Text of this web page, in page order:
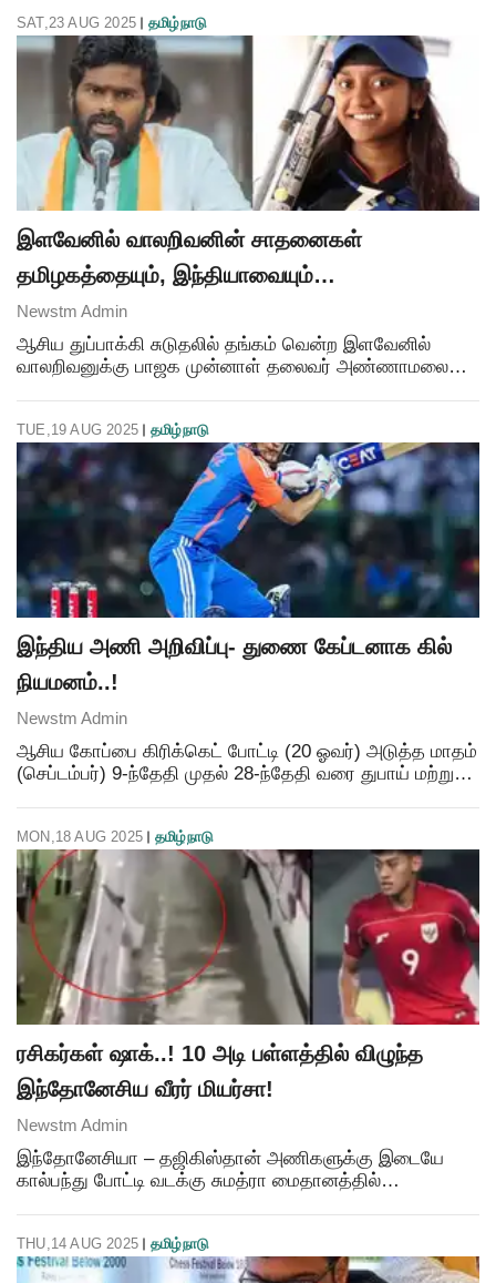
எடுத்த
SAT,23 AUG 2025 தமிழ்நாடு
இளவேனில் வாலறிவனின் சாதனைகள்
தமிழகத்தையும், இந்தியாவையும்
பெருமைப்படுத்துகின்றன - அண்ணாமலை
வாழ்த்து..!
Newstm Admin
ஆசிய துப்பாக்கி சுடுதலில் தங்கம் வென்ற இளவேனில்
வாலறிவனுக்கு பாஜக முன்னாள் தலைவர் அண்ணாமலை
துப்பாக்கி சுடுதல
TUE,19 AUG 2025 தமிழ்நாடு
இந்திய அணி அறிவிப்பு- துணை கேப்டனாக கில்
நியமனம்..!
Newstm Admin
ஆசிய கோப்பை கிரிக்கெட் போட்டி (20 ஓவர்) அடுத்த மாதம்
(செப்டம்பர்) 9-ந்தேதி முதல் 28-ந்தேதி வரை துபாய் மற்றும்
MON,18 AUG 2025 தமிழ்நாடு
ரசிகர்கள் ஷாக்..! 10 அடி பள்ளத்தில் விழுந்த
இந்தோனேசிய வீரர் மியர்சா!
Newstm Admin
இந்தோனேசியா – தஜிகிஸ்தான் அணிகளுக்கு இடையே
கால்பந்து போட்டி வடக்கு சுமத்ரா மைதானத்தில்
மூலம் கோல் அடித
THU,14 AUG 2025 தமிழ்நாடு